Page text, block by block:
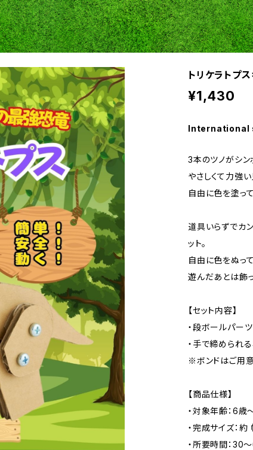
トリケラトプス
¥1,430
International
3本のツノがシン
やさしくて力強
自由に色を塗っ
道具いらずでカ
ット。
自由に色をぬっ
遊んだあとは飾
【セット内容】
・段ボールパー
・手で締められ
※ボンドはご用意
【商品仕様】
・対象年齢：6歳
・完成サイズ：
・所要時間：30